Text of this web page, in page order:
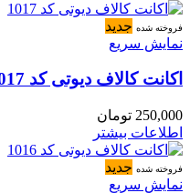
فروخته شده جدید
نمایش سریع
اکانت کالاف دیوتی کد 1017
250,000 تومان
اطلاعات بیشتر
فروخته شده جدید
نمایش سریع